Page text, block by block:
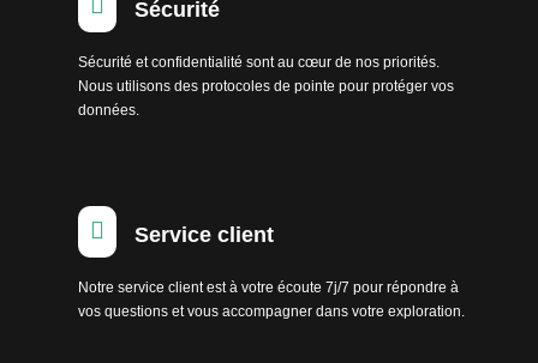
 Sécurité
Sécurité et confidentialité sont au cœur de nos priorités.
Nous utilisons des protocoles de pointe pour protéger vos
données.
 Service client
Notre service client est à votre écoute 7j/7 pour répondre à
vos questions et vous accompagner dans votre exploration.